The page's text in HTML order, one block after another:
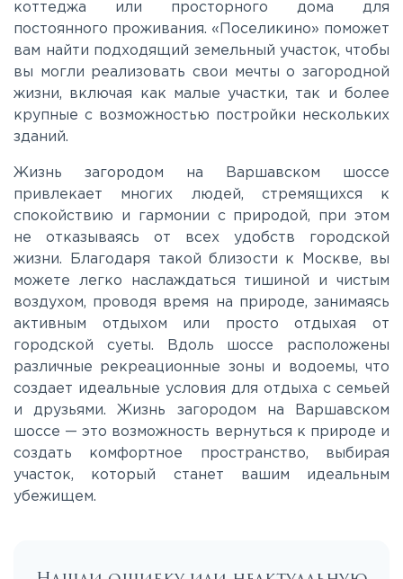
Симферопольское
Фряновское
Щелковское
Ярославское
коттеджа или просторного дома для
постоянного проживания. «Поселикино» поможет
вам найти подходящий земельный участок, чтобы
вы могли реализовать свои мечты о загородной
жизни, включая как малые участки, так и более
крупные с возможностью постройки нескольких
зданий.
Жизнь загородом на Варшавском шоссе
привлекает многих людей, стремящихся к
спокойствию и гармонии с природой, при этом
не отказываясь от всех удобств городской
жизни. Благодаря такой близости к Москве, вы
можете легко наслаждаться тишиной и чистым
воздухом, проводя время на природе, занимаясь
активным отдыхом или просто отдыхая от
городской суеты. Вдоль шоссе расположены
различные рекреационные зоны и водоемы, что
создает идеальные условия для отдыха с семьей
и друзьями. Жизнь загородом на Варшавском
шоссе — это возможность вернуться к природе и
создать комфортное пространство, выбирая
участок, который станет вашим идеальным
убежищем.